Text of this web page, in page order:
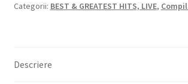
Categorii: BEST & GREATEST HITS, LIVE,
Descriere